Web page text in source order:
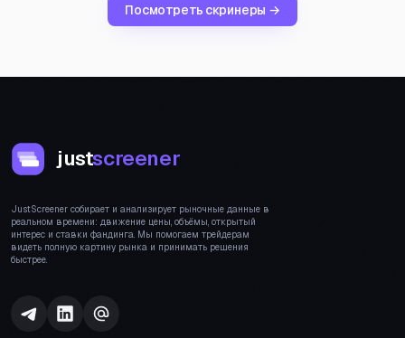
Посмотреть скринеры →
justscreener
JustScreener собирает и анализирует рыночные данные в
реальном времени: движение цены, объёмы, открытый
интерес и ставки фандинга. Мы помогаем трейдерам
видеть полную картину рынка и принимать решения
быстрее.